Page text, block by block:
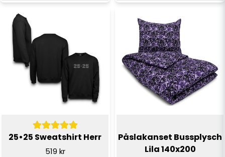
25•25 Sweatshirt Herr
519 kr
Påslakanset Bussplysch
Lila 140x200